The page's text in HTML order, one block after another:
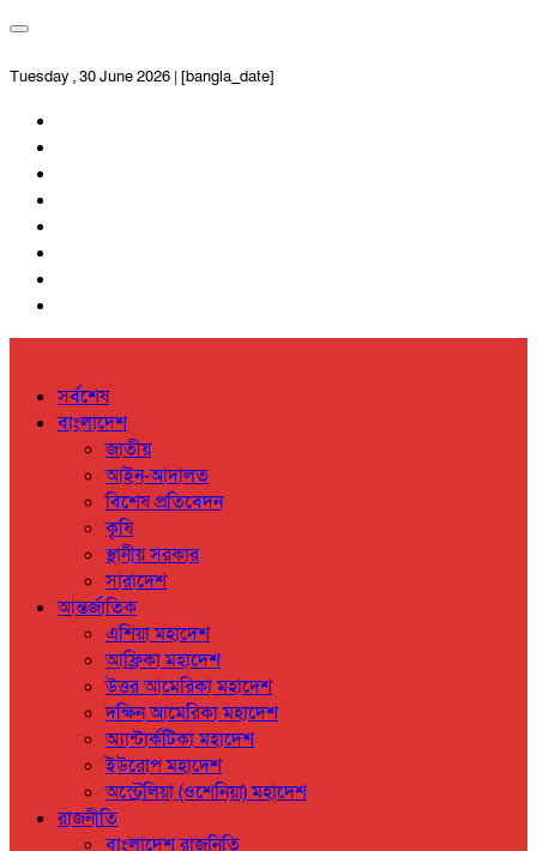
Tuesday , 30 June 2026 | [bangla_date]
সর্বশেষ
বাংলাদেশ
জাতীয়
আইন-আদালত
বিশেষ প্রতিবেদন
কৃষি
স্থানীয় সরকার
সারাদেশ
আন্তর্জাতিক
এশিয়া মহাদেশ
আফ্রিকা মহাদেশ
উত্তর আমেরিকা মহাদেশ
দক্ষিন আমেরিকা মহাদেশ
অ্যান্টার্কটিকা মহাদেশ
ইউরোপ মহাদেশ
অস্ট্রেলিয়া (ওশেনিয়া) মহাদেশ
রাজনীতি
বাংলাদেশ রাজনিতি